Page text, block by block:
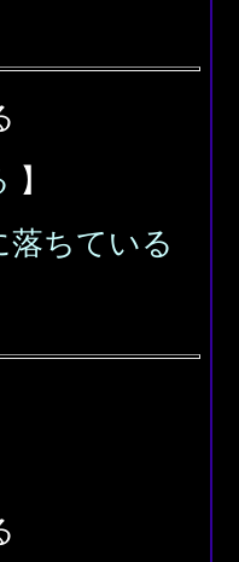
】
落ちている